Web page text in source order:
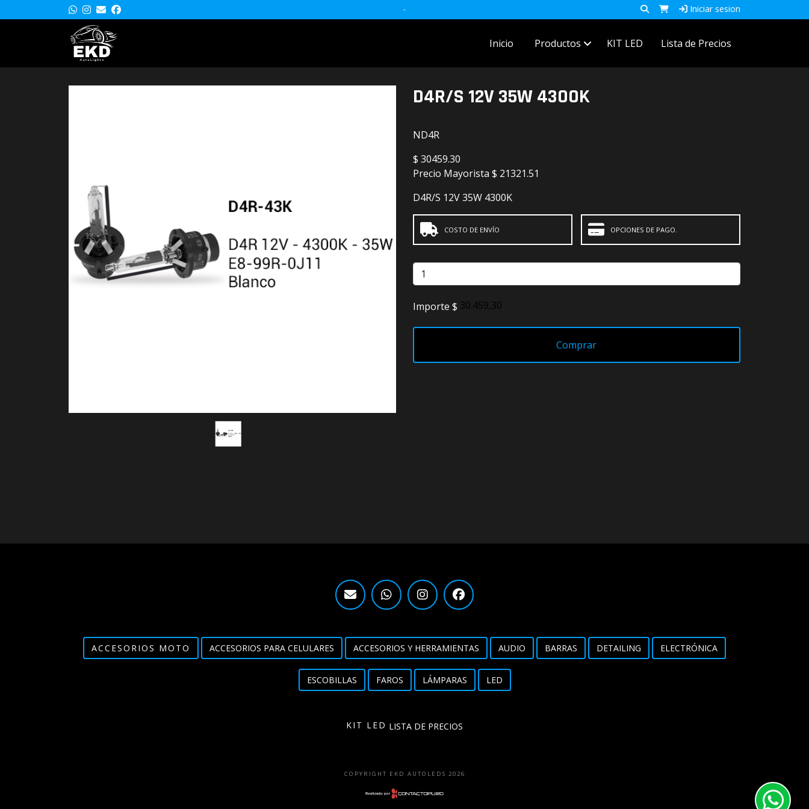
- Iniciar sesion
Inicio Productos
accesorios para celulares
Accesorios y herramientas
Audio
Barras
Electrónica
Faros
Lámparas
LED
KIT LED Lista de Precios
D4R/S 12V 35W 4300K
ND4R
$ 30459.30
Precio Mayorista $ 21321.51
D4R/S 12V 35W 4300K
COSTO DE ENVÍO OPCIONES DE PAGO.
Importe $
Comprar
ACCESORIOS MOTO ACCESORIOS PARA CELULARES ACCESORIOS Y HERRAMIENTAS AUDIO BARRAS DETAILING ELECTRÓNICA
ESCOBILLAS FAROS LÁMPARAS LED
KIT LED LISTA DE PRECIOS
COPYRIGHT EKD AUTOLEDS 2026